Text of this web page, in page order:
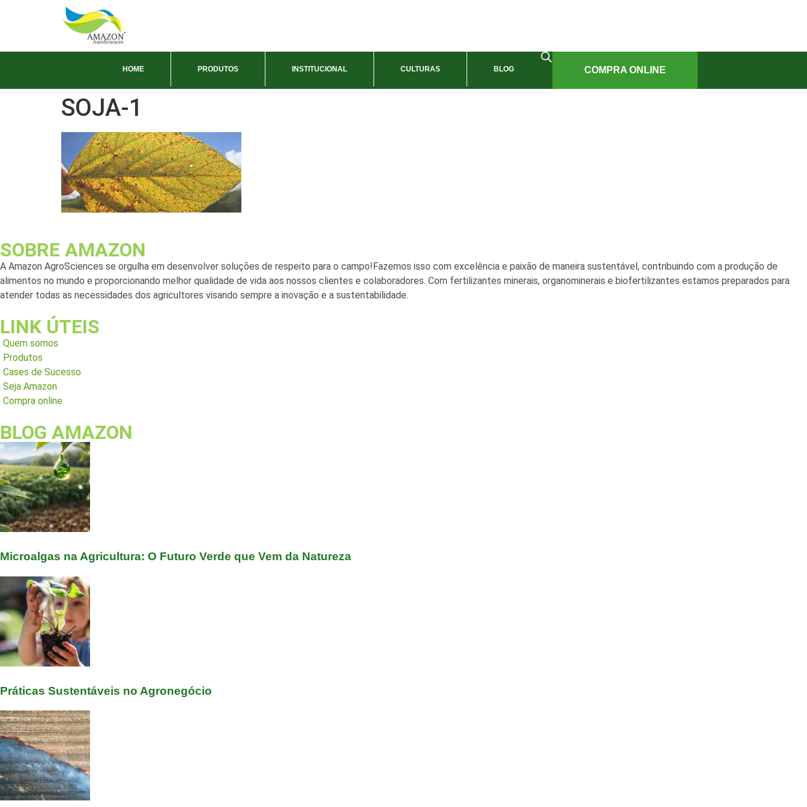
HOME PRODUTOS INSTITUCIONAL CULTURAS BLOG COMPRA ONLINE
SOJA-1
SOBRE AMAZON
A Amazon AgroSciences se orgulha em desenvolver soluções de respeito para o campo!Fazemos isso com excelência e paixão de maneira sustentável, contribuindo com a produção de
alimentos no mundo e proporcionando melhor qualidade de vida aos nossos clientes e colaboradores. Com fertilizantes minerais, organominerais e biofertilizantes estamos preparados para
atender todas as necessidades dos agricultores visando sempre a inovação e a sustentabilidade.
LINK ÚTEIS
Quem somos
Produtos
Cases de Sucesso
Seja Amazon
Compra online
BLOG AMAZON
Microalgas na Agricultura: O Futuro Verde que Vem da Natureza
Práticas Sustentáveis no Agronegócio